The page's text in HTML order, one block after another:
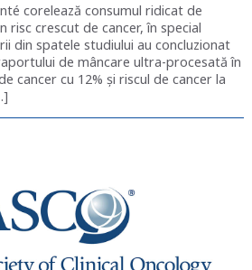
corelează consumul ridicat de
risc crescut de cancer, în special
din spatele studiului au concluzionat
de mâncare ultra-procesată în
cancer cu 12% și riscul de cancer la